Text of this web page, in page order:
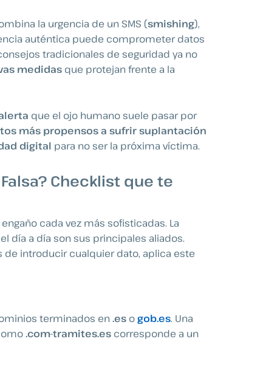
la urgencia de un SMS (smishing),
auténtica puede comprometer datos
tradicionales de seguridad ya no
medidas que protejan frente a la
que el ojo humano suele pasar por
más propensos a sufrir suplantación
digital para no ser la próxima víctima.
Checklist que te
cada vez más sofisticadas. La
día a día son sus principales aliados.
de introducir cualquier dato, aplica este
terminados en.es ogob.es. Una
.com-tramites.es corresponde a un